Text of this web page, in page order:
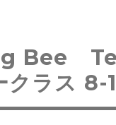
Bee
クラス 8-